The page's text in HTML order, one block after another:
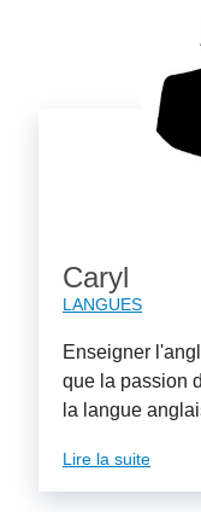
Caryl
LANGUES
Enseigner
que la passion
la langue
Lire la suite